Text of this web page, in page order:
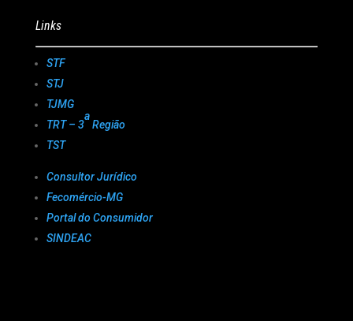
Links
STF
STJ
TJMG
TRT – 3
a
Região
TST
Consultor Jurídico
Fecomércio-MG
Portal do Consumidor
SINDEAC